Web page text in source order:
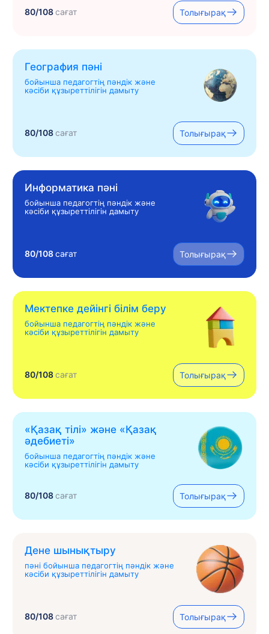
80/108сағат Толығырақ
География пәні
бойынша педагогтің пәндік және
кәсіби құзыреттілігін дамыту
80/108сағат Толығырақ
Информатика пәні
бойынша педагогтің пәндік және
кәсіби құзыреттілігін дамыту
80/108сағат Толығырақ
Мектепке дейінгі білім беру
бойынша педагогтің пәндік және
кәсіби құзыреттілігін дамыту
80/108сағат Толығырақ
«Қазақ тілі» жəне «Қазақ
əдебиеті»
бойынша педагогтің пәндік және
кәсіби құзыреттілігін дамыту
80/108сағат Толығырақ
Дене шынықтыру
пәні бойынша педагогтің пәндік және
кәсіби құзыреттілігін дамыту
80/108сағат Толығырақ